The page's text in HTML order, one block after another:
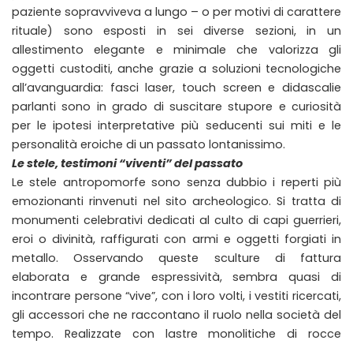
paziente sopravviveva a lungo – o per motivi di carattere
rituale) sono esposti in sei diverse sezioni, in un
allestimento elegante e minimale che valorizza gli
oggetti custoditi, anche grazie a soluzioni tecnologiche
all’avanguardia: fasci laser, touch screen e didascalie
parlanti sono in grado di suscitare stupore e curiosità
per le ipotesi interpretative più seducenti sui miti e le
personalità eroiche di un passato lontanissimo.
Le stele, testimoni “viventi” del passato
Le stele antropomorfe sono senza dubbio i reperti più
emozionanti rinvenuti nel sito archeologico. Si tratta di
monumenti celebrativi dedicati al culto di capi guerrieri,
eroi o divinità, raffigurati con armi e oggetti forgiati in
metallo. Osservando queste sculture di fattura
elaborata e grande espressività, sembra quasi di
incontrare persone “vive”, con i loro volti, i vestiti ricercati,
gli accessori che ne raccontano il ruolo nella società del
tempo. Realizzate con lastre monolitiche di rocce